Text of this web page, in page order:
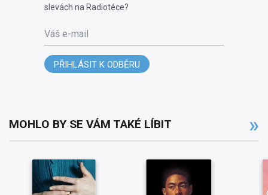
slevách na Radiotéce?
Váš e-mail
PŘIHLÁSIT K ODBĚRU
MOHLO BY SE VÁM TAKÉ LÍBIT